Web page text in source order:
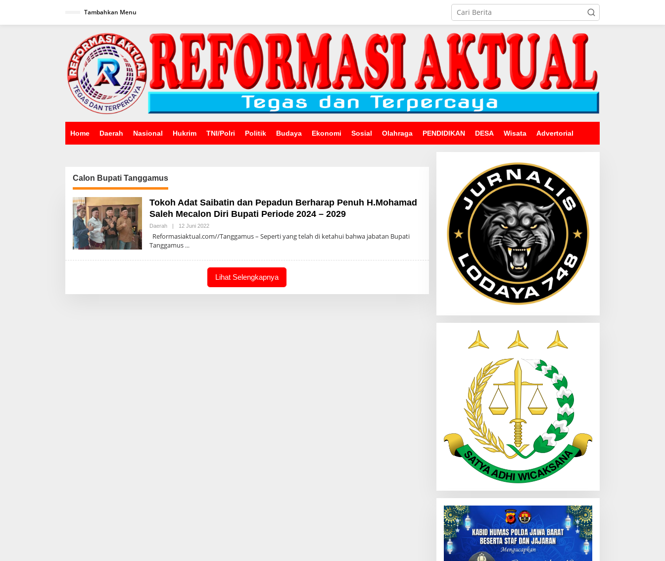
Tambahkan Menu
Home Daerah Nasional Hukrim TNI/Polri Politik Budaya Ekonomi Sosial Olahraga PENDIDIKAN DESA Wisata Advertorial
Calon Bupati Tanggamus
Tokoh Adat Saibatin dan Pepadun Berharap Penuh H.Mohamad
Saleh Mecalon Diri Bupati Periode 2024 – 2029
Daerah | 12 Juni 2022Oleh
Reformasiaktual.com//Tanggamus – Seperti yang telah di ketahui bahwa jabatan Bupati
Tanggamus
Lihat Selengkapnya